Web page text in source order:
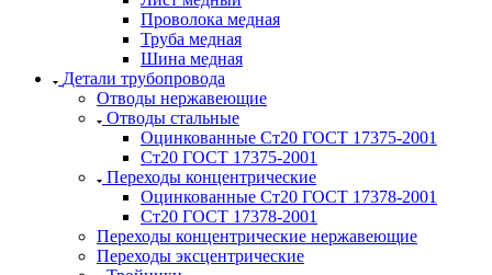
Проволока медная
Труба медная
Шина медная
Детали трубопровода
Отводы нержавеющие
Отводы стальные
Оцинкованные Ст20 ГОСТ 17375-2001
Ст20 ГОСТ 17375-2001
Переходы концентрические
Оцинкованные Ст20 ГОСТ 17378-2001
Ст20 ГОСТ 17378-2001
Переходы концентрические нержавеющие
Переходы эксцентрические